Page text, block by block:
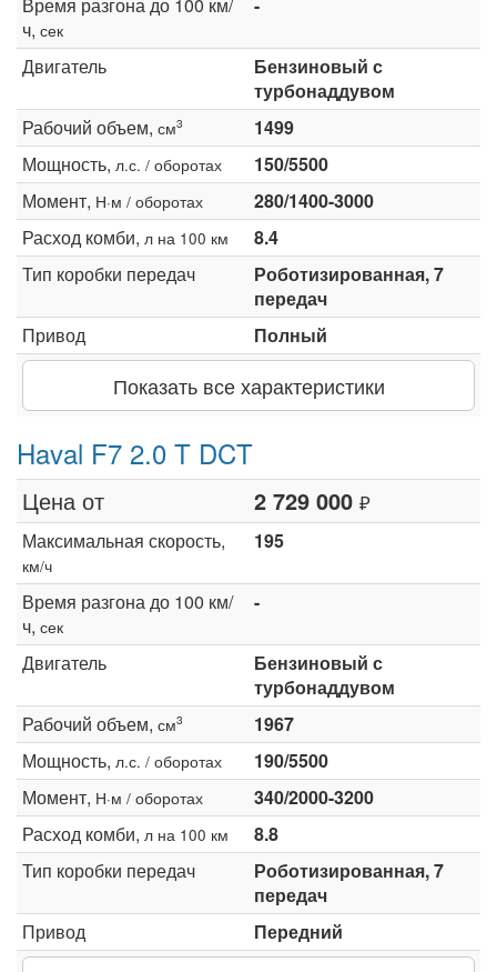
ч, сек
Двигатель
Бензиновый с
турбонаддувом
Рабочий объем, см3
1499
Мощность, л.с. / оборотах
150/5500
Момент, Н·м / оборотах
280/1400-3000
Расход комби, л на 100 км
8.4
Тип коробки передач
Роботизированная, 7
передач
Привод
Полный
Показать все характеристики
Haval F7 2.0 T DCT
Цена от 2 729 000 ₽
Максимальная скорость,
км/ч
195
Время разгона до 100 км/
ч, сек
-
Двигатель
Бензиновый с
турбонаддувом
Рабочий объем, см3
1967
Мощность, л.с. / оборотах
190/5500
Момент, Н·м / оборотах
340/2000-3200
Расход комби, л на 100 км
8.8
Тип коробки передач
Роботизированная, 7
передач
Привод
Передний